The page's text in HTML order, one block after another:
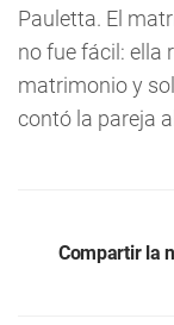
Pauletta. El
no fue fácil: ella
matrimonio y
contó la pareja
Compartir la